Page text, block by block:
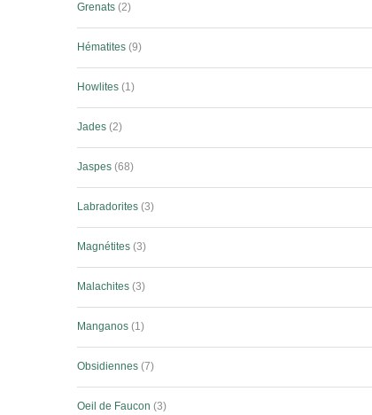
Grenats 2
Hématites 9
Howlites 1
Jades 2
Jaspes 68
Labradorites 3
Magnétites 3
Malachites 3
Manganos 1
Obsidiennes 7
Oeil de Faucon 3